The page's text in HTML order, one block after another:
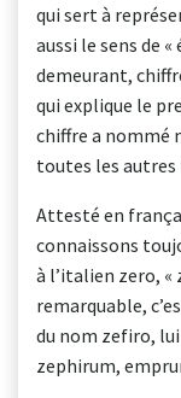
qui sert à
aussi le sens de
demeurant,
qui explique le
chiffre a nommé
toutes les autres
Attesté en
connaissons
à l’italien zero, «
remarquable,
du nom zefiro,
zephirum,